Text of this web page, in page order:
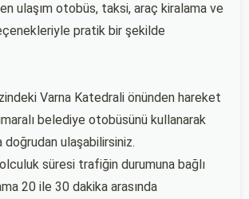
ulaşım otobüs, taksi, araç kiralama ve
pratik bir şekilde
Varna Katedrali önünden hareket
belediye otobüsünü kullanarak
doğrudan ulaşabilirsiniz.
süresi trafiğin durumuna bağlı
20 ile 30 dakika arasında